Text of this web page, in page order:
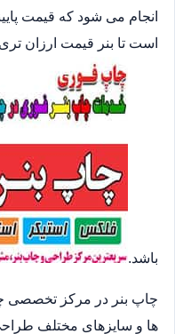
انجام می شود که قیمت
است تا بنر قیمت ارزان
باشد.
چاپ بنر در مرکز تخصصی
ها و سایزهای مختلف